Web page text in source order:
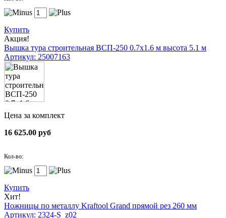
Купить
Акция!
Вышка тура строительная ВСП-250 0.7х1.6 м высота 5.1 м
Артикул: 25007163
Цена за комплект
16 625.00 руб
Кол-во:
Купить
Хит!
Ножницы по металлу Kraftool Grand прямой рез 260 мм
Артикул: 2324-S_z02